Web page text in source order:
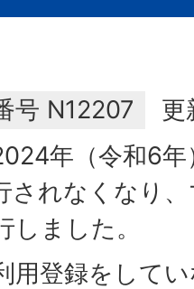
号 N12207
更
年（令和6
されなくなり
ました。
用登録をして